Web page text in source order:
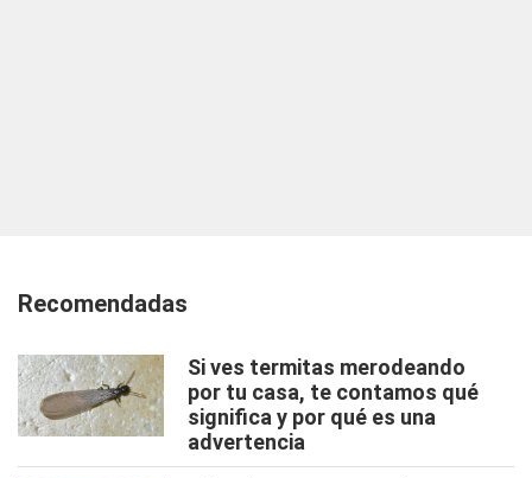
Recomendadas
Si ves termitas merodeando
por tu casa, te contamos qué
significa y por qué es una
advertencia